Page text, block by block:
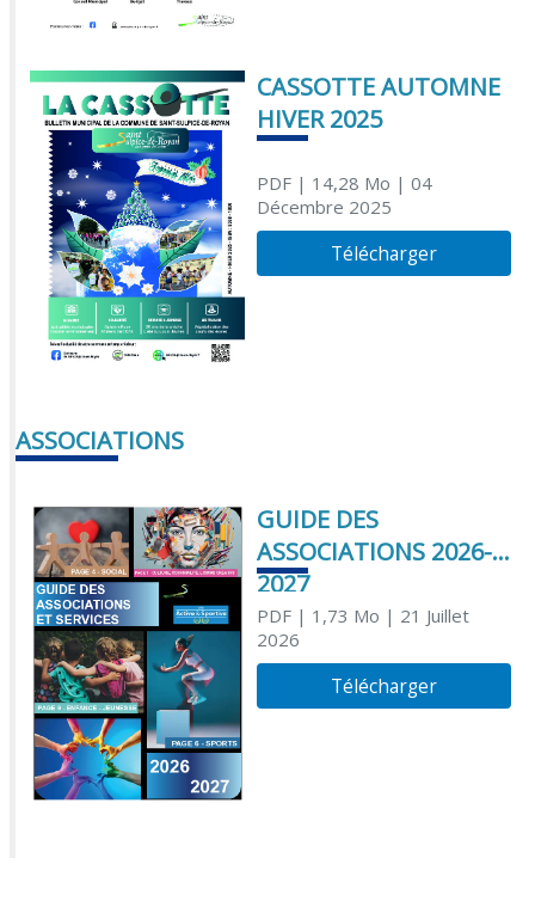
CASSOTTE AUTOMNE
HIVER 2025
PDF| 14,28 Mo | 04
Décembre 2025
Télécharger
ASSOCIATIONS
GUIDE DES
ASSOCIATIONS 2026-
2027
PDF| 1,73 Mo | 21 Juillet
2026
Télécharger